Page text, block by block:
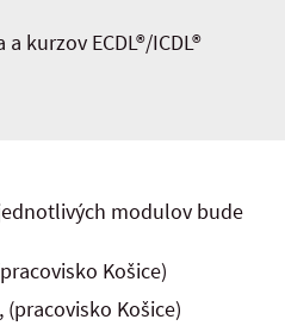
kurzov ECDL®/ICDL®
modulov bude
Košice)
Košice)